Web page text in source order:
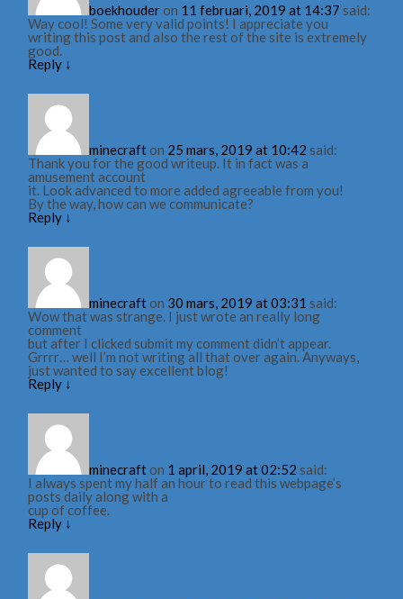
boekhouderon 11 februari, 2019 at 14:37 said:
Way cool! Some very valid points! I appreciate you
writing this post and also the rest of the site is extremely
good.
Reply ↓
minecrafton 25 mars, 2019 at 10:42 said:
Thank you for the good writeup. It in fact was a
amusement account
it. Look advanced to more added agreeable from you!
By the way, how can we communicate?
Reply ↓
minecrafton 30 mars, 2019 at 03:31 said:
Wow that was strange. I just wrote an really long
comment
but after I clicked submit my comment didn’t appear.
Grrrr… well I’m not writing all that over again. Anyways,
just wanted to say excellent blog!
Reply ↓
minecrafton 1 april, 2019 at 02:52 said:
I always spent my half an hour to read this webpage’s
posts daily along with a
cup of coffee.
Reply ↓